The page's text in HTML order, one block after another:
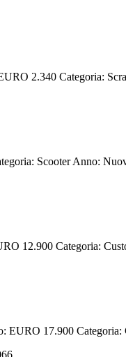
2.340 Categoria:
Scooter Anno:
12.900 Categoria:
EURO 17.900 Categoria: